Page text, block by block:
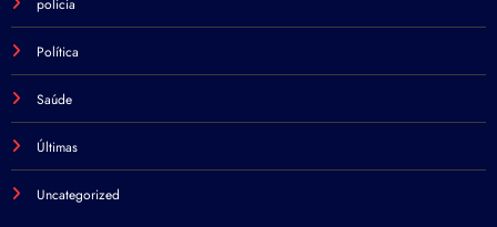
policia
Política
Saúde
Últimas
Uncategorized